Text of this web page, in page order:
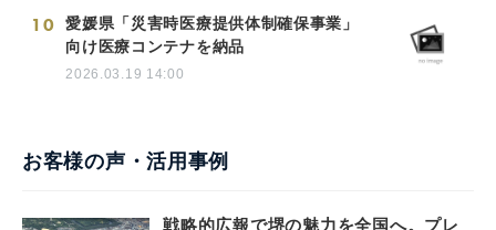
10
愛媛県「災害時医療提供体制確保事業」
向け医療コンテナを納品
2026.03.19 14:00
お客様の声・活用事例
戦略的広報で堺の魅力を全国へ。プレ